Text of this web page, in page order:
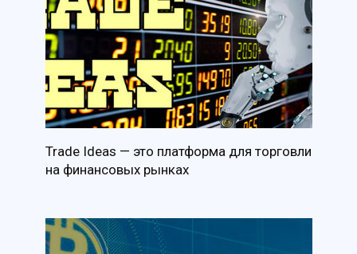
Trade Ideas — это платформа для торговли
на финансовых рынках